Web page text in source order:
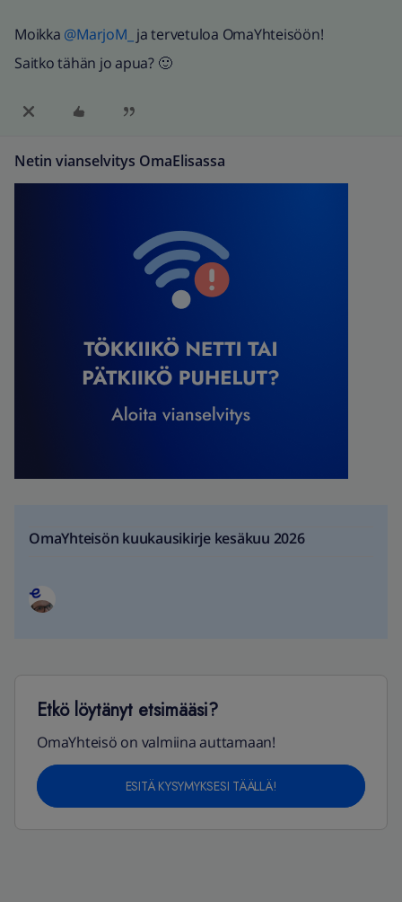
Moikka @MarjoM_ ja tervetuloa OmaYhteisöön!
Saitko tähän jo apua? 🙂
Netin vianselvitys OmaElisassa
OmaYhteisön kuukausikirje kesäkuu 2026
Etkö löytänyt etsimääsi?
OmaYhteisö on valmiina auttamaan!
ESITÄ KYSYMYKSESI TÄÄLLÄ!